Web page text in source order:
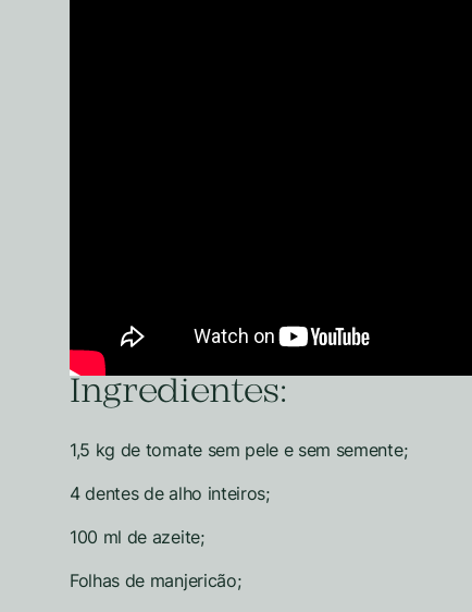
Ingredientes:
1,5 kg de tomate sem pele e sem semente;
4 dentes de alho inteiros;
100 ml de azeite;
Folhas de manjericão;